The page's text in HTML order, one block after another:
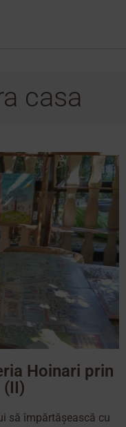
casa
Hoinari prin
să împărtășească cu